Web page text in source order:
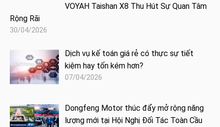
VOYAH Taishan X8 Thu Hút Sự Quan Tâm
Rộng Rãi
30/04/2026
Dịch vụ kế toán giá rẻ có thực sự tiết
kiệm hay tốn kém hơn?
07/04/2026
Dongfeng Motor thúc đẩy mở rộng năng
lượng mới tại Hội Nghị Đối Tác Toàn Cầu